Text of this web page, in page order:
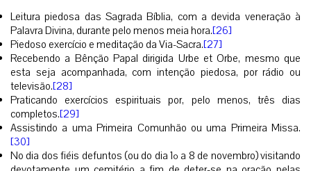
Leitura piedosa das Sagrada Bíblia, com a devida veneração à
Palavra Divina, durante pelo menos meia hora.[26]
Piedoso exercício e meditação da Via-Sacra.[27]
Recebendo a Bênção Papal dirigida Urbe et Orbe, mesmo que
esta seja acompanhada, com intenção piedosa, por rádio ou
televisão.[28]
Praticando exercícios espirituais por, pelo menos, três dias
completos.[29]
Assistindo a uma Primeira Comunhão ou uma Primeira Missa.
[30]
No dia dos fiéis defuntos (ou do dia 1º a 8 de novembro) visitando